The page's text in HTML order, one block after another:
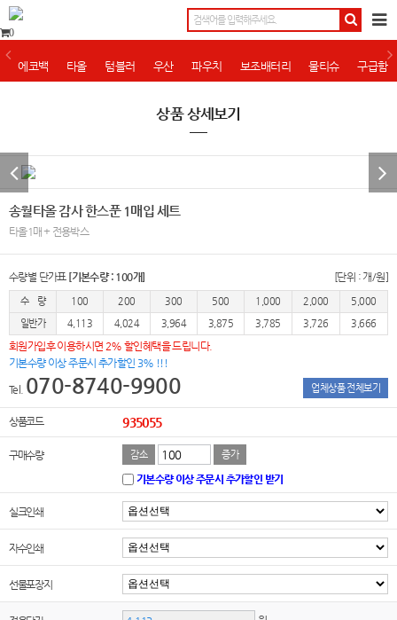
0
에코백 타올 텀블러 우산 파우치 보조배터리 물티슈 구급함
상품 상세보기
송월타올 감사 한스푼 1매입 세트
타올1매 + 전용박스
수량별 단가표 [기본수량 : 100개] [단위 : 개/원]
수 량 100 200 300 500 1,000 2,000
5,000
일반가
4,113 4,024 3,964 3,875 3,785 3,726 3,666
회원가입후 이용하시면 2% 할인혜택을 드립니다.
기본수량 이상 주문시 추가할인 3% !!!
Tel. 070-8740-9900 업체상품 전체보기
상품코드 935055
구매수량 감소 증가
기본수량 이상 주문시 추가할인 받기
실크인쇄
자수인쇄
선물포장지